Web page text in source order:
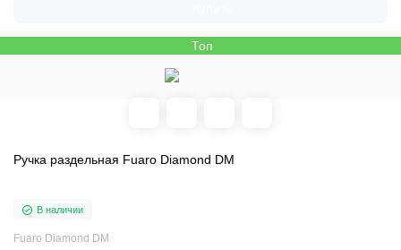
Топ
Ручка раздельная Fuaro Diamond DM
В наличии
Fuaro Diamond DM